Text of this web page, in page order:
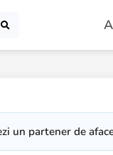
un partener de